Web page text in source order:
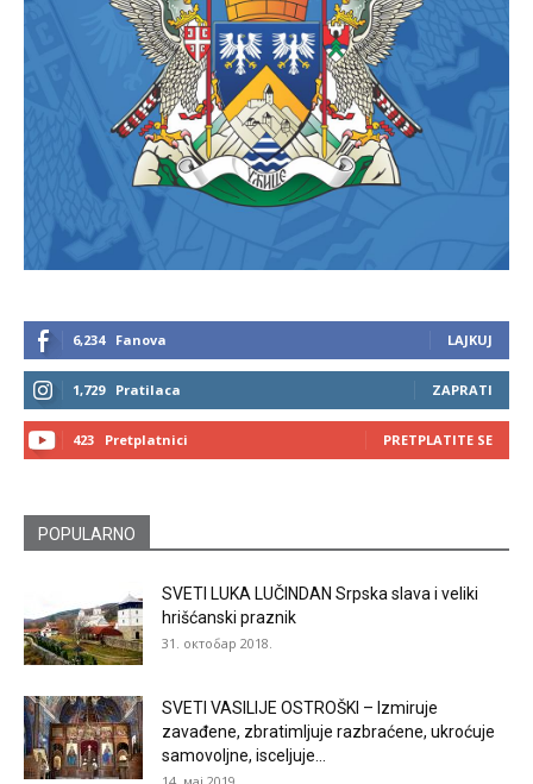
6,234 Fanova LAJKUJ
1,729 Pratilaca ZAPRATI
423 Pretplatnici PRETPLATITE SE
POPULARNO
SVETI LUKA LUČINDAN Srpska slava i veliki
hrišćanski praznik
31. октобар 2018.
SVETI VASILIJE OSTROŠKI – Izmiruje
zavađene, zbratimljuje razbraćene, ukroćuje
samovoljne, isceljuje...